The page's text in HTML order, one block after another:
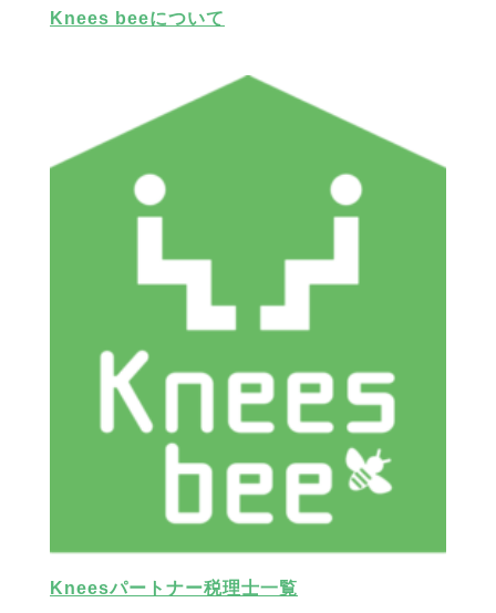
Knees beeについて
Kneesパートナー税理士一覧